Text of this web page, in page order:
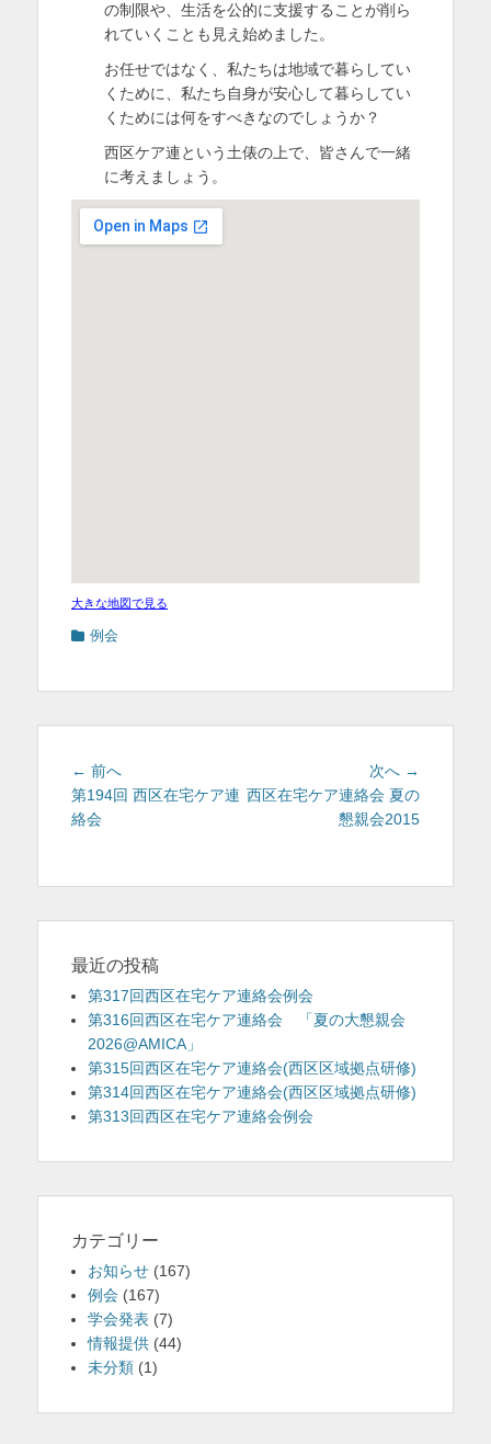
の制限や、生活を公的に支援することが削ら
れていくことも見え始めました。
お任せではなく、私たちは地域で暮らしてい
くために、私たち自身が安心して暮らしてい
くためには何をすべきなのでしょうか？
西区ケア連という土俵の上で、皆さんで一緒
に考えましょう。
大きな地図で見る
カ 例会
投
稿
ナ
シ
ョ
ン
← 前へ
の
第194回 西区在宅ケア連
絡会
次へ →
の
投
西区在宅ケア連絡会 夏の
懇親会2015
最近の投稿
第317回西区在宅ケア連絡会例会
第316回西区在宅ケア連絡会 「夏の大懇親会
2026@AMICA」
第315回西区在宅ケア連絡会(西区区域拠点研修)
第314回西区在宅ケア連絡会(西区区域拠点研修)
第313回西区在宅ケア連絡会例会
カテゴリー
お知らせ (167)
例会 (167)
学会発表 (7)
情報提供 (44)
未分類 (1)